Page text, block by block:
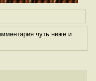
чуть ниже и